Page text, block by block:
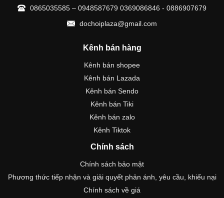
0865035585 – 0948587679 0369086846 - 0886907679
dochoiplaza@gmail.com
Kênh bán hàng
Kênh bán shopee
Kênh bán Lazada
Kênh bán Sendo
Kênh bán Tiki
Kênh bán zalo
Kênh Tiktok
Chính sách
Chính sách bảo mật
Phương thức tiếp nhận và giải quyết phản ánh, yêu cầu, khiếu nại
Chính sách về giá